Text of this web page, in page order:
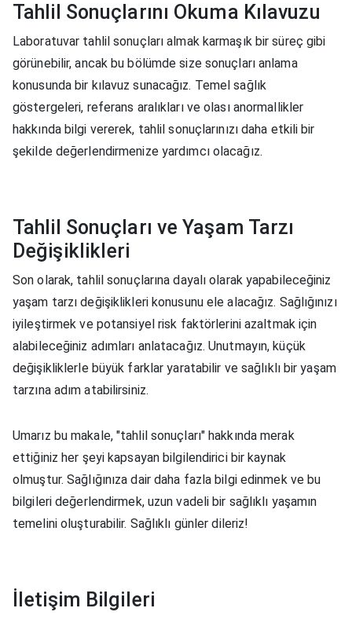
Tahlil Sonuçlarını Okuma Kılavuzu
Laboratuvar tahlil sonuçları almak karmaşık bir süreç gibi
görünebilir, ancak bu bölümde size sonuçları anlama
konusunda bir kılavuz sunacağız. Temel sağlık
göstergeleri, referans aralıkları ve olası anormallikler
hakkında bilgi vererek, tahlil sonuçlarınızı daha etkili bir
şekilde değerlendirmenize yardımcı olacağız.
Tahlil Sonuçları ve Yaşam Tarzı
Değişiklikleri
Son olarak, tahlil sonuçlarına dayalı olarak yapabileceğiniz
yaşam tarzı değişiklikleri konusunu ele alacağız. Sağlığınızı
iyileştirmek ve potansiyel risk faktörlerini azaltmak için
alabileceğiniz adımları anlatacağız. Unutmayın, küçük
değişikliklerle büyük farklar yaratabilir ve sağlıklı bir yaşam
tarzına adım atabilirsiniz.
Umarız bu makale, "tahlil sonuçları" hakkında merak
ettiğiniz her şeyi kapsayan bilgilendirici bir kaynak
olmuştur. Sağlığınıza dair daha fazla bilgi edinmek ve bu
bilgileri değerlendirmek, uzun vadeli bir sağlıklı yaşamın
temelini oluşturabilir. Sağlıklı günler dileriz!
İletişim Bilgileri